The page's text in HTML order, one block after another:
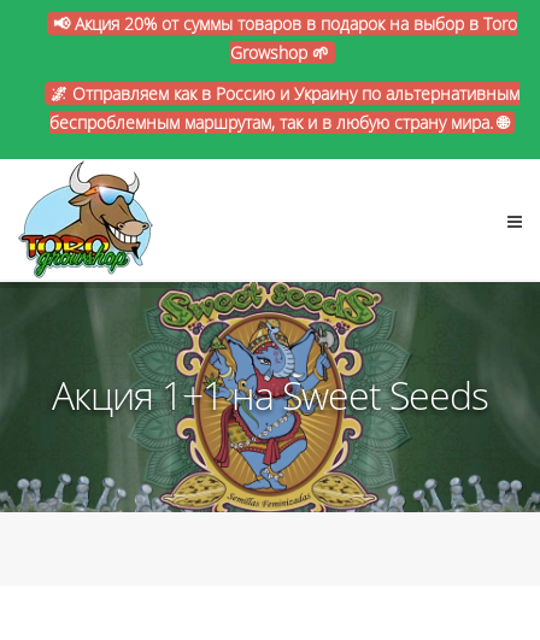
📢 Акция 20% от суммы товаров в подарок на выбор в Toro
Growshop 🌱
🌌 Отправляем как в Россию и Украину по альтернативным
беспроблемным маршрутам, так и в любую страну мира. 🌐
Акция 1+1 на Sweet Seeds